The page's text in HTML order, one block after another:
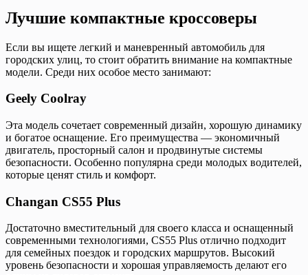
Лучшие компактные кроссоверы
Если вы ищете легкий и маневренный автомобиль для
городских улиц, то стоит обратить внимание на компактные
модели. Среди них особое место занимают:
Geely Coolray
Эта модель сочетает современный дизайн, хорошую динамику
и богатое оснащение. Его преимущества — экономичный
двигатель, просторный салон и продвинутые системы
безопасности. Особенно популярна среди молодых водителей,
которые ценят стиль и комфорт.
Changan CS55 Plus
Достаточно вместительный для своего класса и оснащенный
современными технологиями, CS55 Plus отлично подходит
для семейных поездок и городских маршрутов. Высокий
уровень безопасности и хорошая управляемость делают его